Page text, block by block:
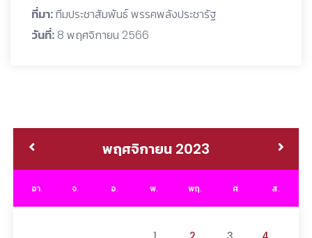
ที่มา:ทีมประชาสัมพันธ์ พรรคพลังประชารัฐ
วันที่: 8 พฤศจิกายน 2566
พฤศจิกายน 2023
อา. จ. อ. พ. พฤ. ศ. ส.